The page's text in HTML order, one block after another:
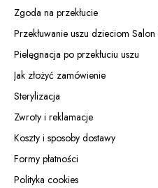
Zgoda na przekłucie
Przekłuwanie uszu dzieciom Salon
Pielęgnacja po przekłuciu uszu
Jak złożyć zamówienie
Sterylizacja
Zwroty i reklamacje
Koszty i sposoby dostawy
Formy płatności
Polityka cookies